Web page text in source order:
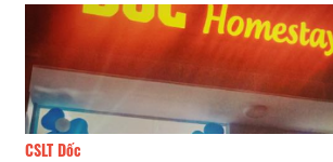
CSLT Dốc